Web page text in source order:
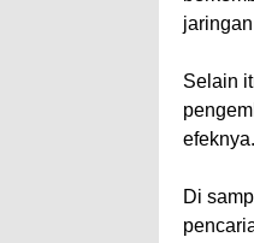
Selain
efeknya.
Di